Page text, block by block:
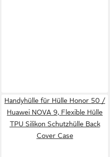
Handyhülle für Hülle Honor 50 /
Huawei NOVA 9, Flexible Hülle
TPU Silikon Schutzhülle Back
Cover Case